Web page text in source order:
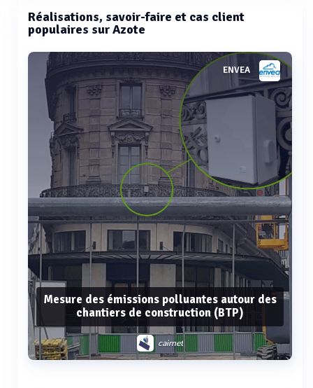
Réalisations, savoir-faire et cas client
populaires sur Azote
ENVEA
Mesure des émissions polluantes autour des
chantiers de construction (BTP)
cairnet